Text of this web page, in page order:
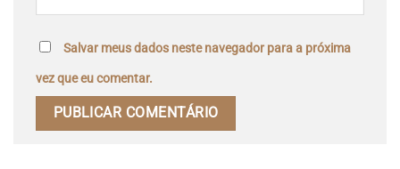
Salvar meus dados neste navegador para a próxima
vez que eu comentar.